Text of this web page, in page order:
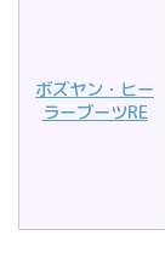
ボズヤン・ヒー
ラーブーツRE